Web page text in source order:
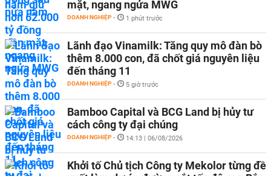
mặt, ngang ngửa MWG
DOANH NGHIỆP - 1 phút trước
Lãnh đạo Vinamilk: Tăng quy mô đàn bò
thêm 8.000 con, đã chốt giá nguyên liệu
đến tháng 11
DOANH NGHIỆP - 5 giờ trước
Bamboo Capital và BCG Land bị hủy tư
cách công ty đại chúng
DOANH NGHIỆP - 14:13 | 06/08/2026
Khởi tố Chủ tịch Công ty Mekolor từng đề